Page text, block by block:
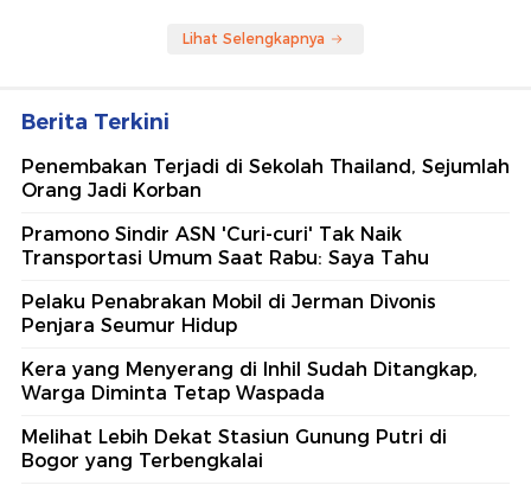
Lihat Selengkapnya
Berita Terkini
Penembakan Terjadi di Sekolah Thailand, Sejumlah
Orang Jadi Korban
Pramono Sindir ASN 'Curi-curi' Tak Naik
Transportasi Umum Saat Rabu: Saya Tahu
Pelaku Penabrakan Mobil di Jerman Divonis
Penjara Seumur Hidup
Kera yang Menyerang di Inhil Sudah Ditangkap,
Warga Diminta Tetap Waspada
Melihat Lebih Dekat Stasiun Gunung Putri di
Bogor yang Terbengkalai